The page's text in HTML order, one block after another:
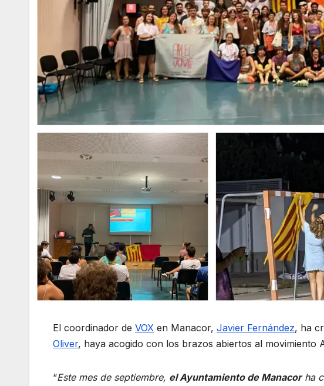
El coordinador de VOX en Manacor, Javier Fernández, ha
Oliver, haya acogido con los brazos abiertos al movimiento
“Este mes de septiembre, el Ayuntamiento de Manacorha